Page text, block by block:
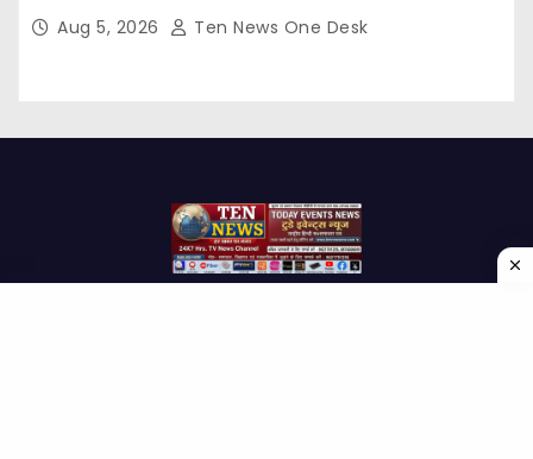
Aug 5, 2026 Ten News One Desk